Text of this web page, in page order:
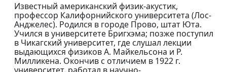
Известный американский физик-акустик,
профессор Калифорнийского университета (Лос-
Анджелес). Родился в городе Прово, штат Юта.
Учился в университете Бригхэма; позже поступил
в Чикагский университет, где слушал лекции
выдающихся физиков А. Майкельсона и Р.
Милликена. Окончив с отличием в 1922 г.